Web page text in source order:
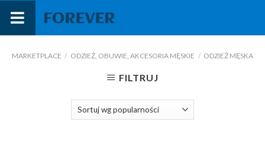
treści
MARKETPLACE / ODZIEŻ, OBUWIE, AKCESORIA MĘSKIE / ODZIEŻ MĘSKA
FILTRUJ